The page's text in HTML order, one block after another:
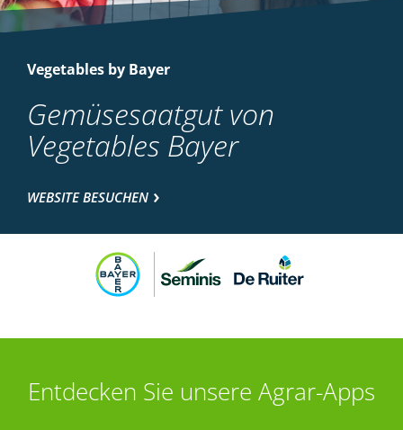
Vegetables by Bayer
Gemüsesaatgut von
Vegetables Bayer
WEBSITE BESUCHEN
Entdecken Sie unsere Agrar-Apps